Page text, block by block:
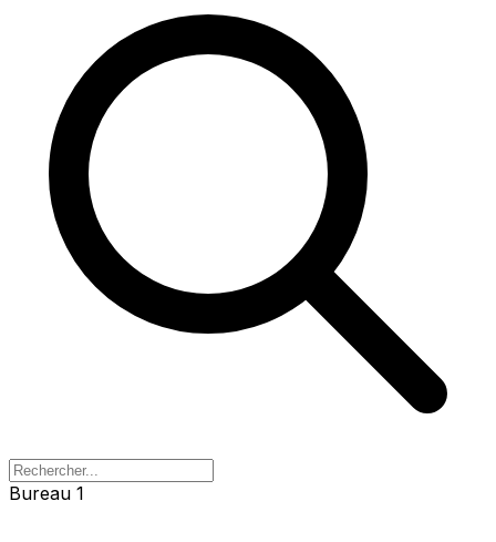
Bureau 1